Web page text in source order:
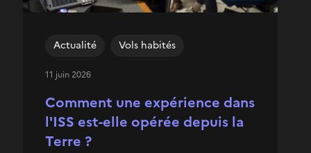
Comment une expérience dans
l'ISS est-elle opérée depuis la
Terre ?
Actualité Vols habités
11 juin 2026